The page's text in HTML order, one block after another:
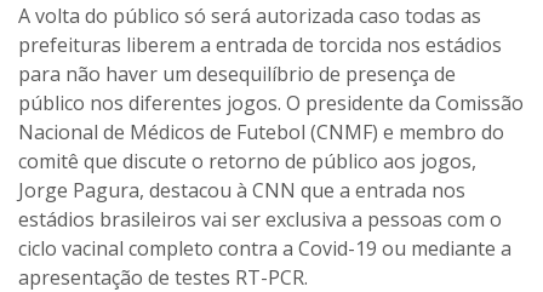
A volta do público só será autorizada caso todas as
prefeituras liberem a entrada de torcida nos estádios
para não haver um desequilíbrio de presença de
público nos diferentes jogos. O presidente da Comissão
Nacional de Médicos de Futebol (CNMF) e membro do
comitê que discute o retorno de público aos jogos,
Jorge Pagura, destacou à CNN que a entrada nos
estádios brasileiros vai ser exclusiva a pessoas com o
ciclo vacinal completo contra a Covid-19 ou mediante a
apresentação de testes RT-PCR.